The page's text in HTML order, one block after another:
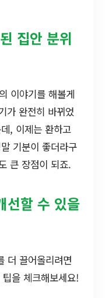
집안 분위
이야기를 해볼게
가 완전히 바뀌었
, 이제는 환하고
기분이 좋더라구
큰 장점이 되죠.
선할 수 있을
더 끌어올리려면
을 체크해보세요!